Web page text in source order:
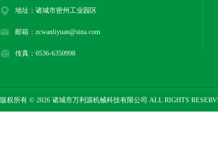
地址：诸城市密州工业园区
邮箱：zcwanliyuan@sina.com
传真：0536-6350998
版权所有 © 2026 诸城市万利源机械科技有限公司 ALL RIGHTS